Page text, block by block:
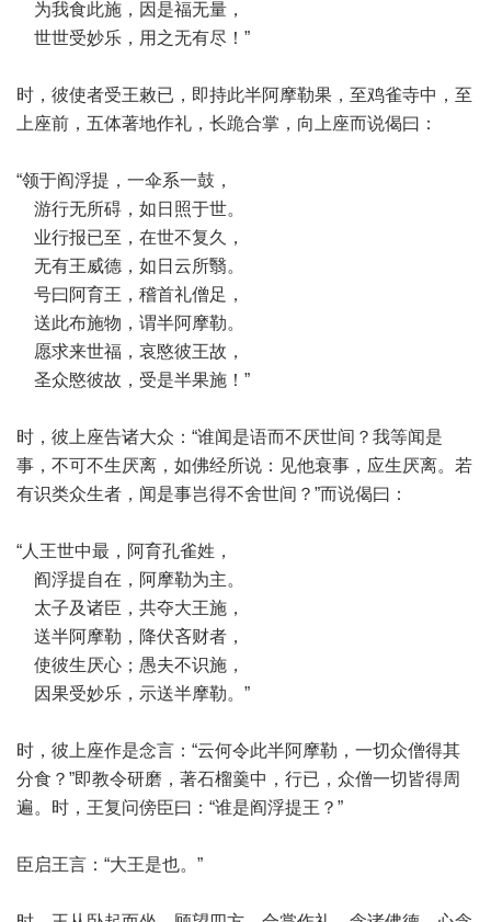
为我食此施，因是福无量，
世世受妙乐，用之无有尽！”
时，彼使者受王敕已，即持此半阿摩勒果，至鸡雀寺中，至
上座前，五体著地作礼，长跪合掌，向上座而说偈曰：
“领于阎浮提，一伞系一鼓，
游行无所碍，如日照于世。
业行报已至，在世不复久，
无有王威德，如日云所翳。
号曰阿育王，稽首礼僧足，
送此布施物，谓半阿摩勒。
愿求来世福，哀愍彼王故，
圣众愍彼故，受是半果施！”
时，彼上座告诸大众：“谁闻是语而不厌世间？我等闻是
事，不可不生厌离，如佛经所说：见他衰事，应生厌离。若
有识类众生者，闻是事岂得不舍世间？”而说偈曰：
“人王世中最，阿育孔雀姓，
阎浮提自在，阿摩勒为主。
太子及诸臣，共夺大王施，
送半阿摩勒，降伏吝财者，
使彼生厌心；愚夫不识施，
因果受妙乐，示送半摩勒。”
时，彼上座作是念言：“云何令此半阿摩勒，一切众僧得其
分食？”即教令研磨，著石榴羹中，行已，众僧一切皆得周
遍。时，王复问傍臣曰：“谁是阎浮提王？”
臣启王言：“大王是也。”